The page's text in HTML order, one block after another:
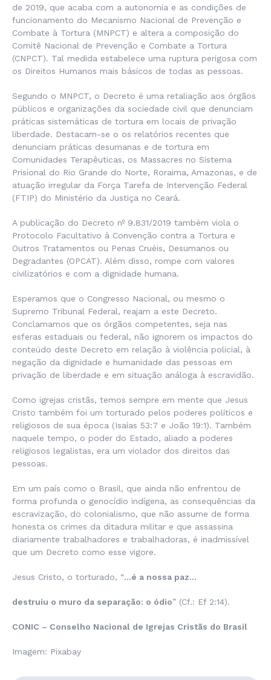
de 2019, que acaba com a autonomia e as condições de
funcionamento do Mecanismo Nacional de Prevenção e
Combate à Tortura (MNPCT) e altera a composição do
Comitê Nacional de Prevenção e Combate a Tortura
(CNPCT). Tal medida estabelece uma ruptura perigosa com
os Direitos Humanos mais básicos de todas as pessoas.
Segundo o MNPCT, o Decreto é uma retaliação aos órgãos
públicos e organizações da sociedade civil que denunciam
práticas sistemáticas de tortura em locais de privação
liberdade. Destacam-se o os relatórios recentes que
denunciam práticas desumanas e de tortura em
Comunidades Terapêuticas, os Massacres no Sistema
Prisional do Rio Grande do Norte, Roraima, Amazonas, e de
atuação irregular da Força Tarefa de Intervenção Federal
(FTIP) do Ministério da Justiça no Ceará.
A publicação do Decreto nº 9.831/2019 também viola o
Protocolo Facultativo à Convenção contra a Tortura e
Outros Tratamentos ou Penas Cruéis, Desumanos ou
Degradantes (OPCAT). Além disso, rompe com valores
civilizatórios e com a dignidade humana.
Esperamos que o Congresso Nacional, ou mesmo o
Supremo Tribunal Federal, reajam a este Decreto.
Conclamamos que os órgãos competentes, seja nas
esferas estaduais ou federal, não ignorem os impactos do
conteúdo deste Decreto em relação à violência policial, à
negação da dignidade e humanidade das pessoas em
privação de liberdade e em situação análoga à escravidão.
Como igrejas cristãs, temos sempre em mente que Jesus
Cristo também foi um torturado pelos poderes políticos e
religiosos de sua época (Isaías 53:7 e João 19:1). Também
naquele tempo, o poder do Estado, aliado a poderes
religiosos legalistas, era um violador dos direitos das
pessoas.
Em um país como o Brasil, que ainda não enfrentou de
forma profunda o genocídio indígena, as consequências da
escravização, do colonialismo, que não assume de forma
honesta os crimes da ditadura militar e que assassina
diariamente trabalhadores e trabalhadoras, é inadmissível
que um Decreto como esse vigore.
Jesus Cristo, o torturado, “…é a nossa paz…
destruiu o muro da separação: o ódio” (Cf.: Ef 2:14).
CONIC – Conselho Nacional de Igrejas Cristãs do Brasil
Imagem: Pixabay